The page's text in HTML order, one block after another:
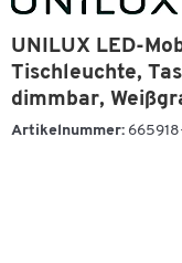
UNILUX LED-
Tischleuchte,
dimmbar,
Artikelnummer: